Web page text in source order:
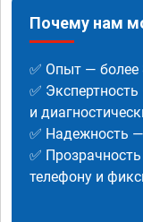
Почему нам
✅ Опыт — более
✅
и
✅ Надежность
✅
телефону и